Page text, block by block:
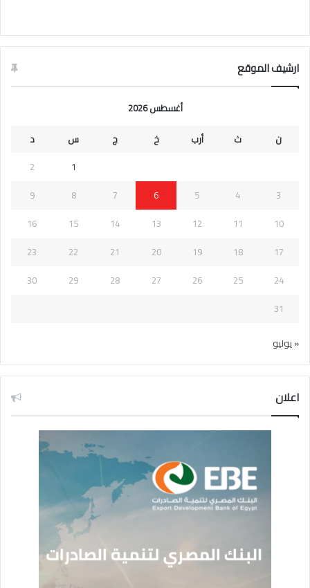
ارشيف الموقع
أغسطس 2026
ن
ث أرب خ ج س
د
1
2
3
4
5
6
7
8
9
10
11
12
13
14
15
16
17
18
19
20
21
22
23
24
25
26
27
28
29
30
31
« يوليو
اعلان